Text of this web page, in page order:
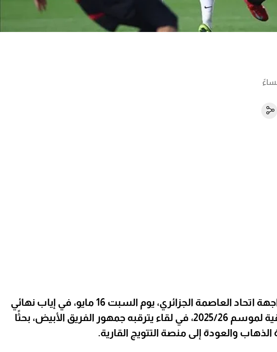
يستعد نادي الزمالك لمواجهة اتحاد العاصمة الجزائري، يوم السبت 16 مايو، في إياب نهائي
كأس الكونفدرالية الأفريقية لموسم 2025/26، في لقاء يترقبه جمهور الفريق الأبيض، بحثًا
والعودة إلى منصة التتويج القارية.